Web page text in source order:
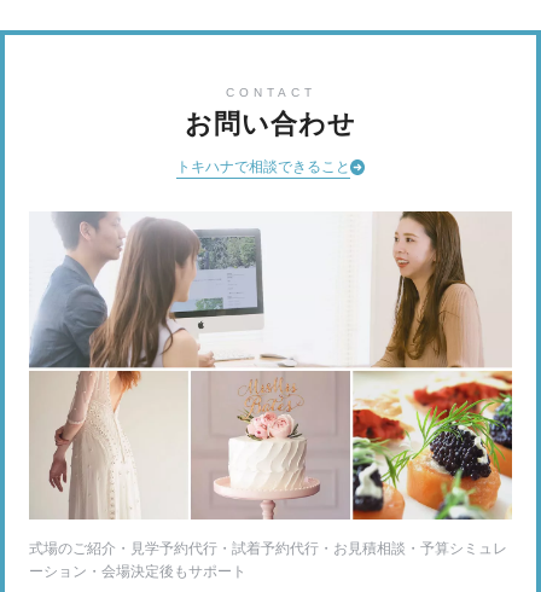
CONTACT
お問い合わせ
トキハナで相談できること
式場のご紹介・見学予約代行・試着予約代行・お見積相談・予算シミュレ
ーション・会場決定後もサポート